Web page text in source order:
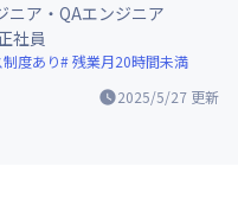
2025/5/27 更新
ニア・QAエンジニア
社員
度あり 残業月20時間未満